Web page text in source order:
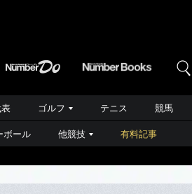
ゴルフ テニス 競馬
ボール 他競技 有料記事